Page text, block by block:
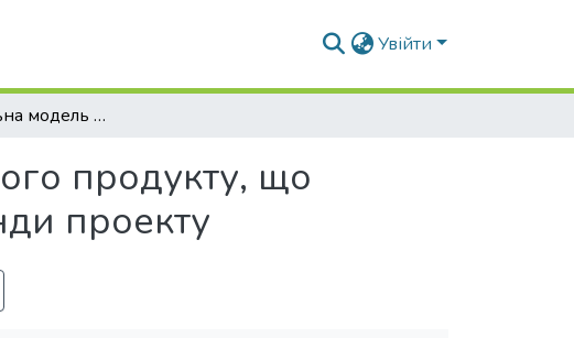
Увійти
Концептуальна модель випуску інноваційного продукту, що базується на креативному потенціалі команди проекту
продукту, що
проекту